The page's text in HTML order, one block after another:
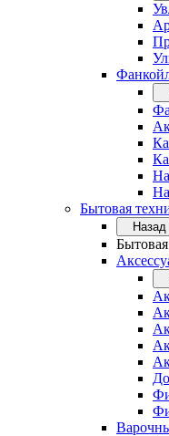
Бытовая
Назад